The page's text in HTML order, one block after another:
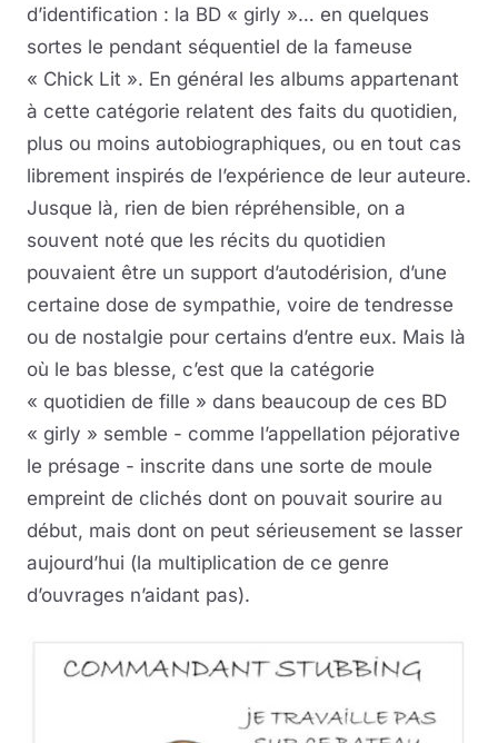
d’identification : la BD « girly »… en quelques
sortes le pendant séquentiel de la fameuse
« Chick Lit ». En général les albums appartenant
à cette catégorie relatent des faits du quotidien,
plus ou moins autobiographiques, ou en tout cas
librement inspirés de l’expérience de leur auteure.
Jusque là, rien de bien répréhensible, on a
souvent noté que les récits du quotidien
pouvaient être un support d’autodérision, d’une
certaine dose de sympathie, voire de tendresse
ou de nostalgie pour certains d’entre eux. Mais là
où le bas blesse, c’est que la catégorie
« quotidien de fille » dans beaucoup de ces BD
« girly » semble - comme l’appellation péjorative
le présage - inscrite dans une sorte de moule
empreint de clichés dont on pouvait sourire au
début, mais dont on peut sérieusement se lasser
aujourd’hui (la multiplication de ce genre
d’ouvrages n’aidant pas).